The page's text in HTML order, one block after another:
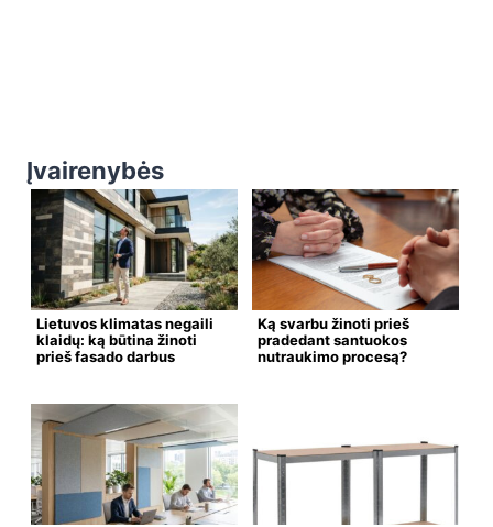
Įvairenybės
Lietuvos klimatas negaili
klaidų: ką būtina žinoti
prieš fasado darbus
Ką svarbu žinoti prieš
pradedant santuokos
nutraukimo procesą?